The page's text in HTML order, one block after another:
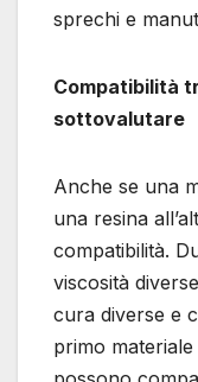
sprechi e
Compatibilità
sottovalutare
Anche se una
una resina
compatibilità.
viscosità
cura diverse e
primo